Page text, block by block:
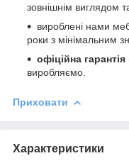
зовнішнім виглядом
вироблені нами
роки з мінімальним
офіційна гарантія
виробляємо.
Приховати
Характеристики